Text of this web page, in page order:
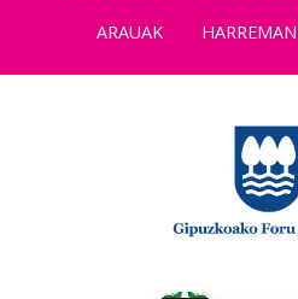
ARAUAK